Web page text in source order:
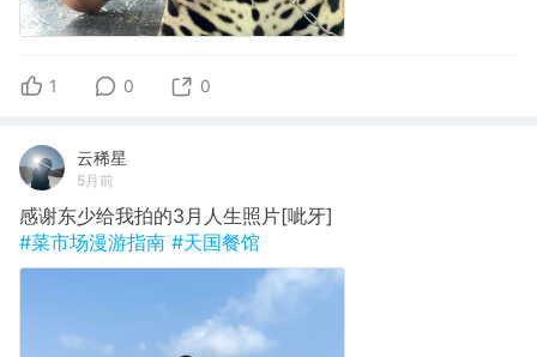
1 0 0
云稀星
5月前
感谢东少给我拍的3月人生照片[呲牙]
#菜市场漫游指南 #天国餐馆